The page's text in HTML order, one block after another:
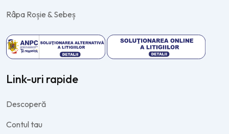
Râpa Roșie & Sebeș
Link-uri rapide
Descoperă
Contul tau